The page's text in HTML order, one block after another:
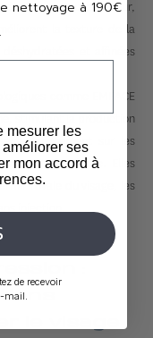
en profondeur,
la texture de la
déshydratées et affinées
comme EMFACE
stimulant la production
directement sur les
du visage. Elles
l’ovale du visage, les
injection.
:
le visage
nettoyage à 190€
mesurer les
ses
mon accord à
de recevoir
mail.